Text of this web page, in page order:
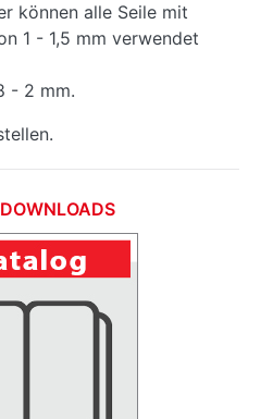
können alle Seile mit
1 - 1,5 mm verwendet
- 2 mm.